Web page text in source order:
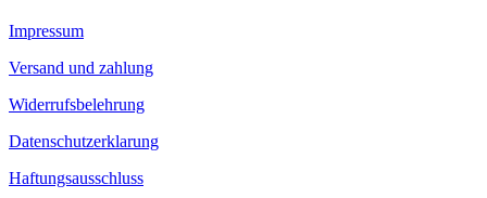
Impressum
Versand und zahlung
Widerrufsbelehrung
Datenschutzerklarung
Haftungsausschluss